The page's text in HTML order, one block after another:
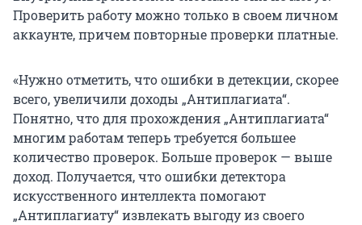
Проверить работу можно только в своем личном
аккаунте, причем повторные проверки платные.
«Нужно отметить, что ошибки в детекции, скорее
всего, увеличили доходы „Антиплагиата“.
Понятно, что для прохождения „Антиплагиата“
многим работам теперь требуется большее
количество проверок. Больше проверок — выше
доход. Получается, что ошибки детектора
искусственного интеллекта помогают
„Антиплагиату“ извлекать выгоду из своего